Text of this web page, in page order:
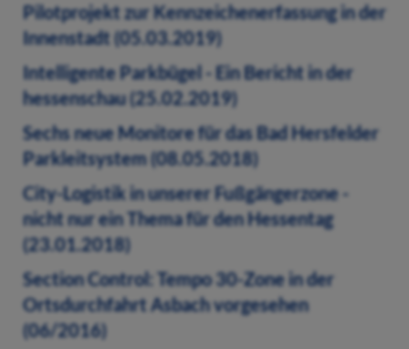
Pilotprojekt zur Kennzeichenerfassung in der
Innenstadt (05.03.2019)
Intelligente Parkbügel - Ein Bericht in der
hessenschau (25.02.2019)
Sechs neue Monitore für das Bad Hersfelder
Parkleitsystem (08.05.2018)
City-Logistik in unserer Fußgängerzone -
nicht nur ein Thema für den Hessentag
(23.01.2018)
Section Control: Tempo 30-Zone in der
Ortsdurchfahrt Asbach vorgesehen
(06/2016)